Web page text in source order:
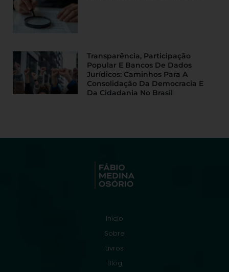
Transparência, Participação
Popular E Bancos De Dados
Jurídicos: Caminhos Para A
Consolidação Da Democracia E
Da Cidadania No Brasil
Início
Sobre
Livros
Blog